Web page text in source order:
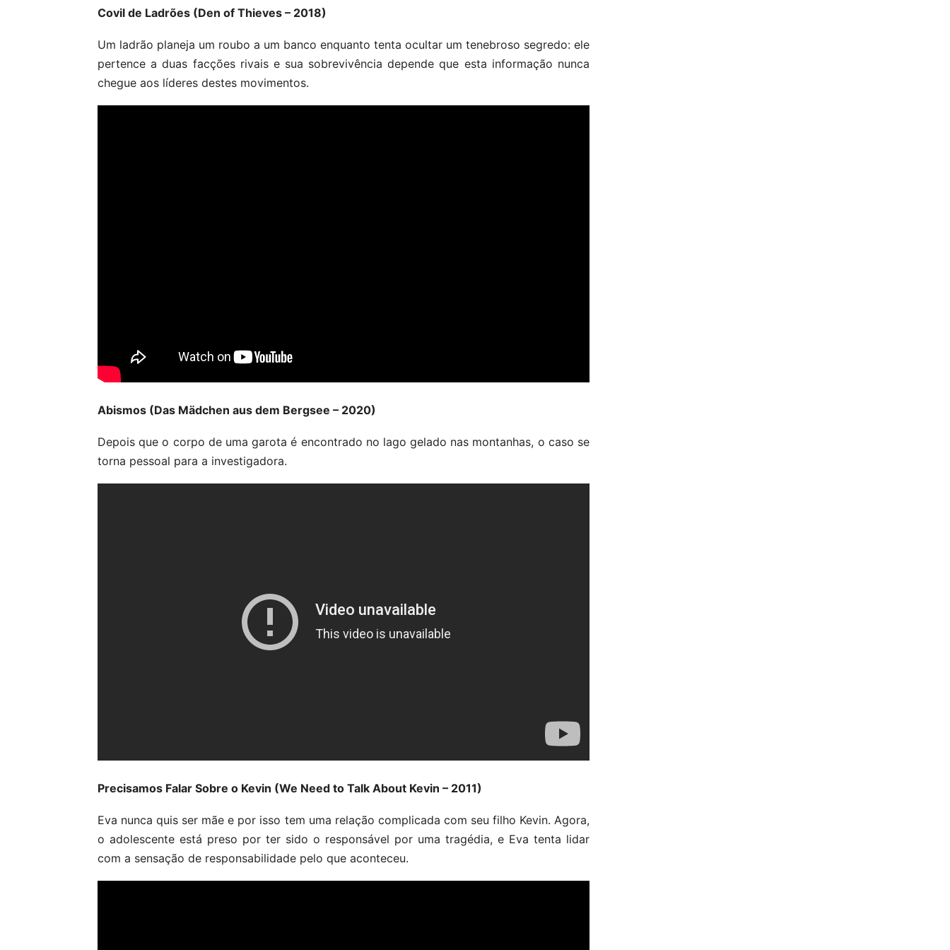
Covil de Ladrões (Den of Thieves – 2018)
Um ladrão planeja um roubo a um banco enquanto tenta ocultar um tenebroso segredo: ele
pertence a duas facções rivais e sua sobrevivência depende que esta informação nunca
chegue aos líderes destes movimentos.
Abismos (Das Mädchen aus dem Bergsee – 2020)
Depois que o corpo de uma garota é encontrado no lago gelado nas montanhas, o caso se
torna pessoal para a investigadora.
Precisamos Falar Sobre o Kevin (We Need to Talk About Kevin – 2011)
Eva nunca quis ser mãe e por isso tem uma relação complicada com seu filho Kevin. Agora,
o adolescente está preso por ter sido o responsável por uma tragédia, e Eva tenta lidar
com a sensação de responsabilidade pelo que aconteceu.